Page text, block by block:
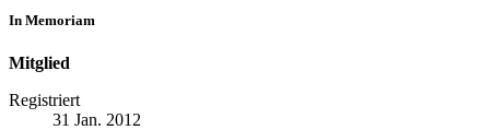
In Memoriam
Mitglied
Registriert
31 Jan. 2012